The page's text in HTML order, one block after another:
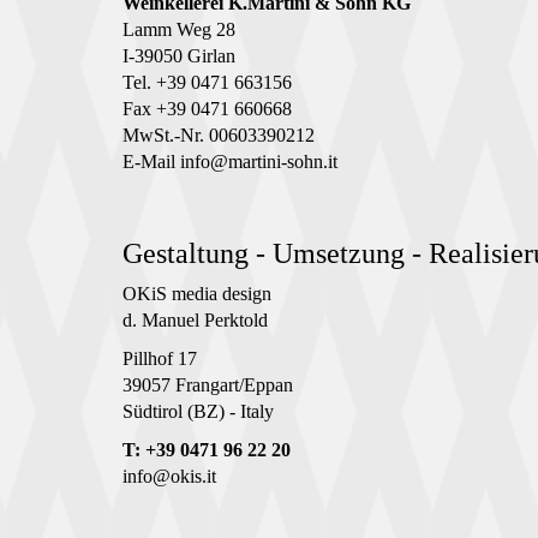
Lamm Weg 28
I-39050 Girlan
Tel. +39 0471 663156
Fax +39 0471 660668
MwSt.-Nr. 00603390212
E-Mail info@martini-sohn.it
Gestaltung - Umsetzung -
OKiS media design
d. Manuel Perktold
Pillhof 17
39057 Frangart/Eppan
Südtirol (BZ) - Italy
T: +39 0471 96 22 20
info@okis.it